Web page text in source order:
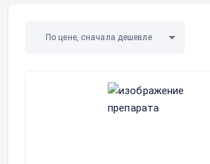
По цене, сначала дешевле